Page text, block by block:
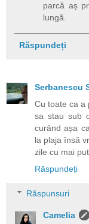
parcă aș
lungă.
Răspundeți
Serbanescu
Cu toate ca a
sa stau sub
curând așa
la plaja însă
zile cu mai
Răspundeți
Răspunsuri
Camelia